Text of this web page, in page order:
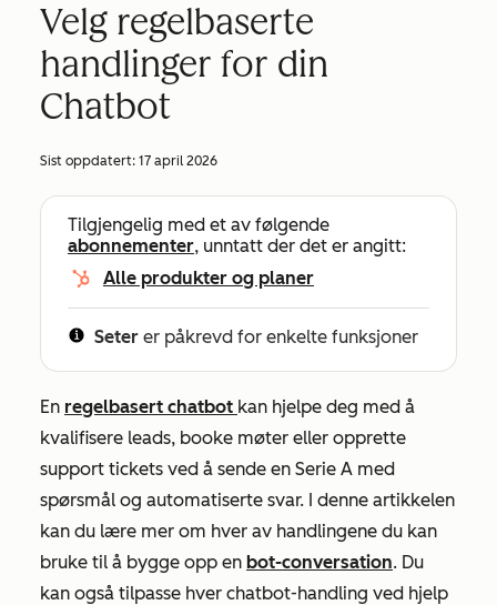
Velg regelbaserte
handlinger for din
Chatbot
Sist oppdatert: 17 april 2026
Tilgjengelig med et av følgende
abonnementer, unntatt der det er angitt:
Alle produkter og planer
Seter er påkrevd for enkelte funksjoner
En regelbasert chatbot kan hjelpe deg med å
kvalifisere leads, booke møter eller opprette
support tickets ved å sende en Serie A med
spørsmål og automatiserte svar. I denne artikkelen
kan du lære mer om hver av handlingene du kan
bruke til å bygge opp en bot-conversation. Du
kan også tilpasse hver chatbot-handling ved hjelp